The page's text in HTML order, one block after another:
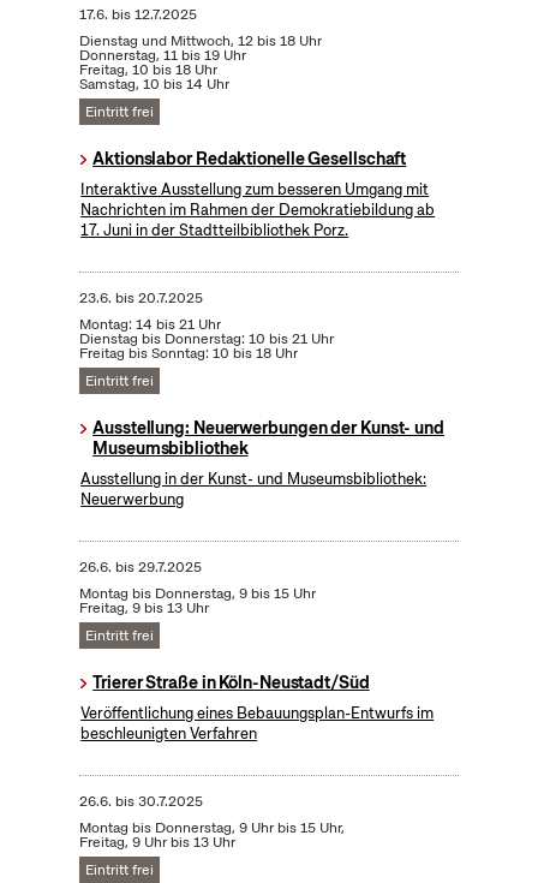
17.6. bis12.7.2025
Dienstag und Mittwoch, 12 bis 18 Uhr
Donnerstag, 11 bis 19 Uhr
Freitag, 10 bis 18 Uhr
Samstag, 10 bis 14 Uhr
Eintritt frei
Aktionslabor Redaktionelle Gesellschaft
Interaktive Ausstellung zum besseren Umgang mit
Nachrichten im Rahmen der Demokratiebildung ab
17. Juni in der Stadtteilbibliothek Porz.
23.6. bis20.7.2025
Montag: 14 bis 21 Uhr
Dienstag bis Donnerstag: 10 bis 21 Uhr
Freitag bis Sonntag: 10 bis 18 Uhr
Eintritt frei
Ausstellung: Neuerwerbungen der Kunst- und
Museumsbibliothek
Ausstellung in der Kunst- und Museumsbibliothek:
Neuerwerbung
26.6. bis29.7.2025
Montag bis Donnerstag, 9 bis 15 Uhr
Freitag, 9 bis 13 Uhr
Eintritt frei
Trierer Straße in Köln-Neustadt/Süd
Veröffentlichung eines Bebauungsplan-Entwurfs im
beschleunigten Verfahren
26.6. bis30.7.2025
Montag bis Donnerstag, 9 Uhr bis 15 Uhr,
Freitag, 9 Uhr bis 13 Uhr
Eintritt frei